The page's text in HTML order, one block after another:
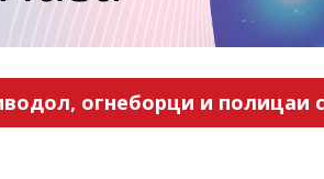
огнеборци и полицаи